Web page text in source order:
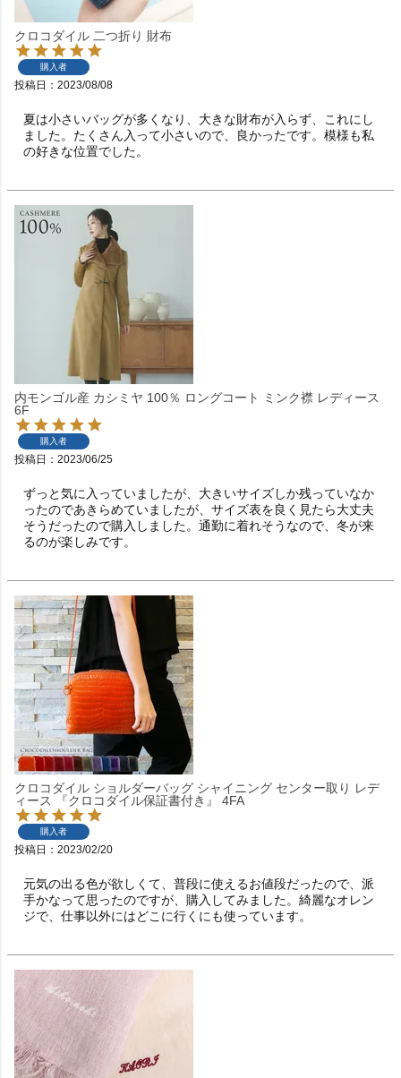
クロコダイル 二つ折り 財布
購入者
投稿日 2023/08/08
夏は小さいバッグが多くなり、大きな財布が入らず、これにし
ました。たくさん入って小さいので、良かったです。模様も私
の好きな位置でした。
内モンゴル産 カシミヤ 100％ ロングコート ミンク襟 レディース
6F
購入者
投稿日 2023/06/25
ずっと気に入っていましたが、大きいサイズしか残っていなか
ったのであきらめていましたが、サイズ表を良く見たら大丈夫
そうだったので購入しました。通勤に着れそうなので、冬が来
るのが楽しみです。
クロコダイル ショルダーバッグ シャイニング センター取り レデ
ィース 『クロコダイル保証書付き』 4FA
購入者
投稿日 2023/02/20
元気の出る色が欲しくて、普段に使えるお値段だったので、派
手かなって思ったのですが、購入してみました。綺麗なオレン
ジで、仕事以外にはどこに行くにも使っています。